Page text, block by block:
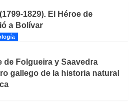
1829). El Héroe de
a Bolívar
Folgueira y Saavedra
gallego de la historia natural